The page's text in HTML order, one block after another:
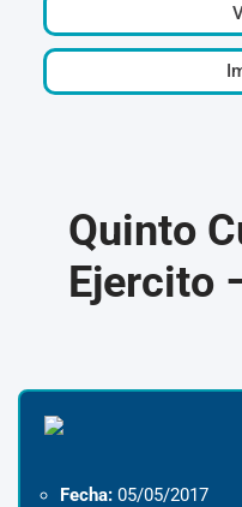
Quinto
Ejercito
Fecha: 05/05/2017